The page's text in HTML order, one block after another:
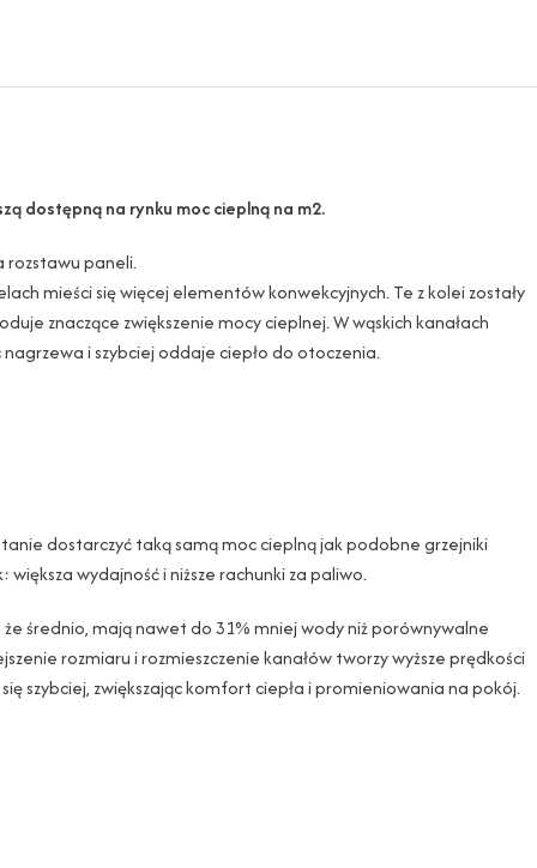
dostępną na rynku moc cieplną na m2.
rozstawu paneli.
mieści się więcej elementów konwekcyjnych. Te z kolei zostały
znaczące zwiększenie mocy cieplnej. W wąskich kanałach
i szybciej oddaje ciepło do otoczenia.
dostarczyć taką samą moc cieplną jak podobne grzejniki
wydajność i niższe rachunki za paliwo.
średnio, mają nawet do 31% mniej wody niż porównywalne
rozmiaru i rozmieszczenie kanałów tworzy wyższe prędkości
szybciej, zwiększając komfort ciepła i promieniowania na pokój.